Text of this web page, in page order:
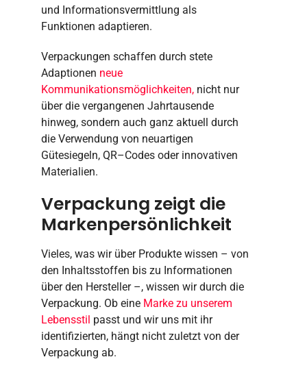
und Informationsvermittlung als
Funktionen adaptieren.
Verpackungen schaffen durch stete
Adaptionen neue
Kommunikationsmöglichkeiten, nicht nur
über die vergangenen Jahrtausende
hinweg, sondern auch ganz aktuell durch
die Verwendung von neuartigen
Gütesiegeln, QR–Codes oder innovativen
Materialien.
Verpackung zeigt die
Markenpersönlichkeit
Vieles, was wir über Produkte wissen – von
den Inhaltsstoffen bis zu Informationen
über den Hersteller –, wissen wir durch die
Verpackung. Ob eine Marke zu unserem
Lebensstil passt und wir uns mit ihr
identifizierten, hängt nicht zuletzt von der
Verpackung ab.